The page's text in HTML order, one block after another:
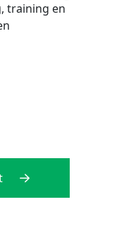
training en